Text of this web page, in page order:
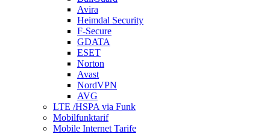
Avira
Heimdal Security
F-Secure
GDATA
ESET
Norton
Avast
NordVPN
AVG
LTE /HSPA via Funk
Mobilfunktarif
Mobile Internet Tarife